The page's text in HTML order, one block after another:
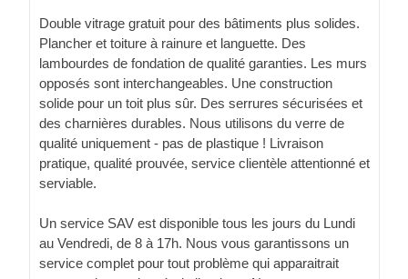
Double vitrage gratuit pour des bâtiments plus solides.
Plancher et toiture à rainure et languette. Des
lambourdes de fondation de qualité garanties. Les murs
opposés sont interchangeables. Une construction
solide pour un toit plus sûr. Des serrures sécurisées et
des charnières durables. Nous utilisons du verre de
qualité uniquement - pas de plastique ! Livraison
pratique, qualité prouvée, service clientèle attentionné et
serviable.
Un service SAV est disponible tous les jours du Lundi
au Vendredi, de 8 à 17h. Nous vous garantissons un
service complet pour tout problème qui apparaitrait